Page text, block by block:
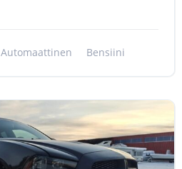
Automaattinen Bensiini